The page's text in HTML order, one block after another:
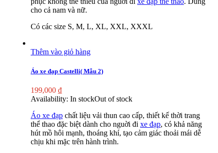
cho cả nam và nữ.
Có các size S, M, L, XL, XXL, XXXL
Thêm vào giỏ hàng
Áo xe đạp Castelli( Mẫu 2)
199,000 ₫
Availability: In stockOut of stock
Áo xe đạp chất liệu vải thun cao cấp, thiết kế thời trang
thể thao đặc biệt dành cho nguời đi xe đạp, có khả năng
hút mồ hôi mạnh, thoáng khí, tạo cảm giác thoải mái dễ
chịu khi mặc trên hành trình.